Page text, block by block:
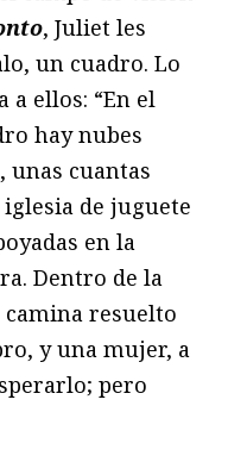
, Juliet les
un cuadro. Lo
a ellos: “En el
hay nubes
unas cuantas
de juguete
en la
Dentro de la
resuelto
y una mujer, a
pero